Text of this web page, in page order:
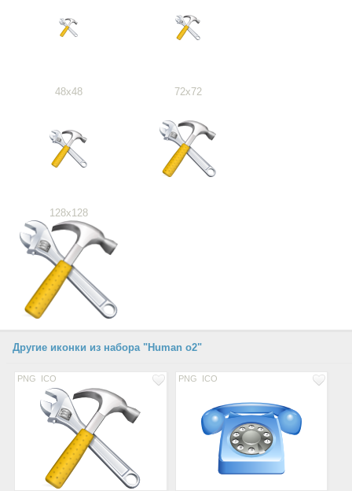
48x48 72x72
128x128
Другие иконки из набора "Human o2"
PNG ICO PNG ICO